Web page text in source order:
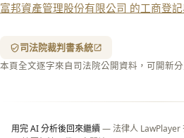
富邦資產管理股份有限公司 的工商登
司法院裁判書系統
本頁全文逐字來自司法院公開資料，可開新
用完 AI 分析後回來繼續— 法律人 LawPlayer